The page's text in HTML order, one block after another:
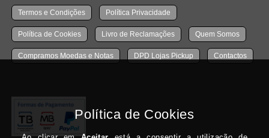
Termos e Condições Política Privacidade
Política de Cookies Livro de Reclamações Quem Somos
Compramos Moedas e Notas DPD Lojas Pickup Contactos